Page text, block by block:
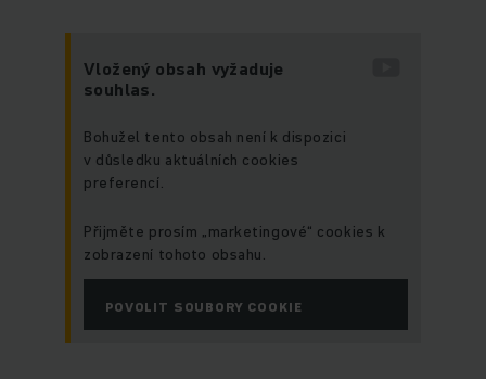
Vložený obsah vyžaduje
souhlas.
Bohužel tento obsah není k dispozici
v důsledku aktuálních cookies
preferencí.
Přijměte prosím „marketingové“ cookies k
zobrazení tohoto obsahu.
POVOLIT SOUBORY COOKIE